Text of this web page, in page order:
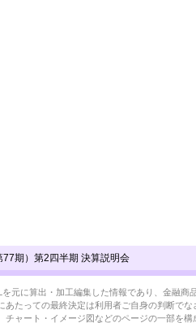
期）第2四半期 決算説明会
元に算出・加工編集した情報であり、金融商
たっての最終決定は利用者ご自身の判断で
ャート・イメージ図などのページの一部を構